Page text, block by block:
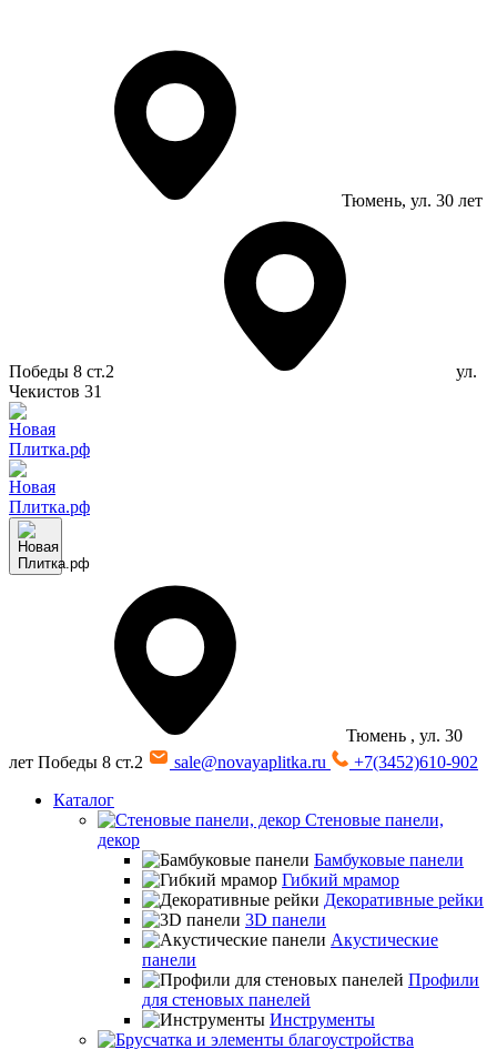
Тюмень, ул. 30 лет
Победы 8 ст.2
ул.
Чекистов 31
Тюмень , ул. 30
лет Победы 8 ст.2
sale@novayaplitka.ru
+7(3452)610-902
Каталог
Стеновые панели,
декор
Бамбуковые панели
Гибкий мрамор
Декоративные рейки
3D панели
Акустические
панели
Профили
для стеновых панелей
Инструменты